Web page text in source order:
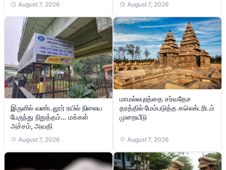
August 7, 2026 August 7, 2026
இருளில் வண்டலூர் ரயில் நிலைய
பேருந்து நிறுத்தம்… மக்கள்
அச்சம், அவதி
August 7, 2026
மாமல்லபுரத்தை சர்வதேச
தரத்தில் மேம்படுத்த கலெக்டரிடம்
முறையீடு
August 7, 2026